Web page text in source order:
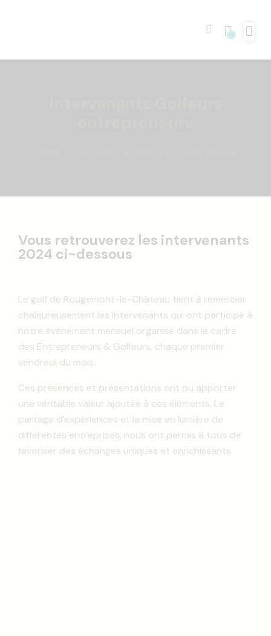
0
Vous retrouverez les intervenants
2024 ci-dessous
Le golf de Rougemont-le-Château tient à remercier
chaleureusement les intervenants qui ont participé à
notre événement mensuel organisé dans le cadre
des Entrepreneurs & Golfeurs, chaque premier
vendredi du mois.
Ces présences et présentations ont pu apporter
une véritable valeur ajoutée à ces éléments. Le
partage d’expériences et la mise en lumière de
différentes entreprises, nous ont permis à tous de
favoriser des échanges uniques et enrichissants.